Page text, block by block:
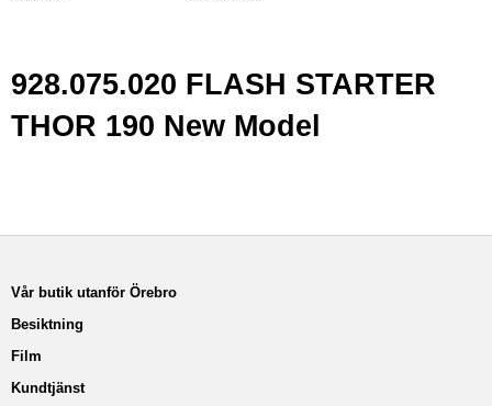
928.075.020 FLASH STARTER
THOR 190 New Model
Vår butik utanför Örebro
Besiktning
Film
Kundtjänst